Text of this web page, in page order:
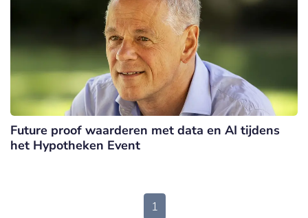
Future proof waarderen met data en AI tijdens
het Hypotheken Event
1